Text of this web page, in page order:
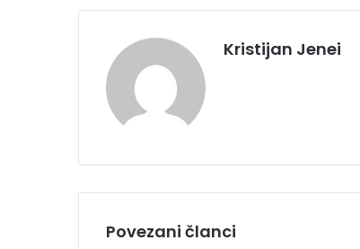
Kristijan Jenei
Povezani članci